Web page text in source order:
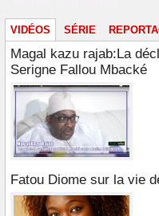
VIDÉOS SÉRIE
Magal kazu rajab:La
Serigne Fallou Mbacké
Fatou Diome sur la vie